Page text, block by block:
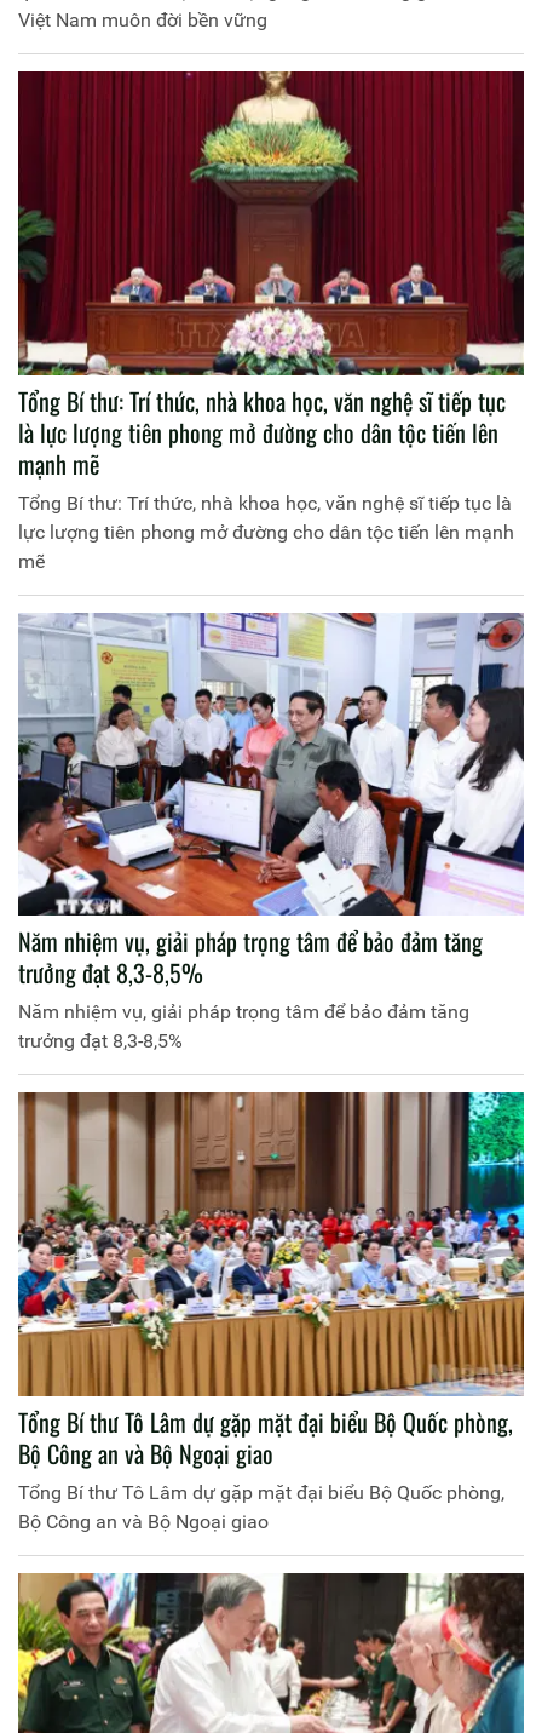
Việt Nam muôn đời bền vững
Tổng Bí thư: Trí thức, nhà khoa học, văn nghệ sĩ tiếp tục
là lực lượng tiên phong mở đường cho dân tộc tiến lên
mạnh mẽ
Tổng Bí thư: Trí thức, nhà khoa học, văn nghệ sĩ tiếp tục là
lực lượng tiên phong mở đường cho dân tộc tiến lên mạnh
mẽ
Năm nhiệm vụ, giải pháp trọng tâm để bảo đảm tăng
trưởng đạt 8,3-8,5%
Năm nhiệm vụ, giải pháp trọng tâm để bảo đảm tăng
trưởng đạt 8,3-8,5%
Tổng Bí thư Tô Lâm dự gặp mặt đại biểu Bộ Quốc phòng,
Bộ Công an và Bộ Ngoại giao
Tổng Bí thư Tô Lâm dự gặp mặt đại biểu Bộ Quốc phòng,
Bộ Công an và Bộ Ngoại giao